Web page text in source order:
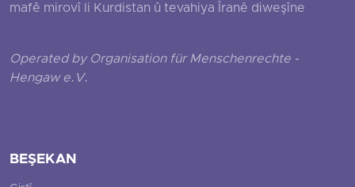
mafê mirovî li Kurdistan û tevahiya Îranê diweşîne
Operated by Organisation für Menschenrechte -
Hengaw e.V.
BEŞEKAN